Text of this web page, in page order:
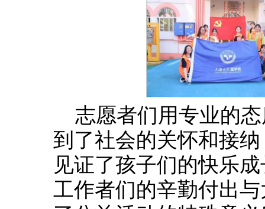
志愿者们用专业的
到了社会的关怀和接
见证了孩子们的快乐
工作者们的辛勤付出